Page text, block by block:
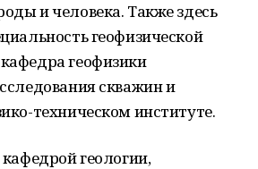
и человека. Также здесь
геофизической
геофизики
скважин и
техническом институте.
геологии,